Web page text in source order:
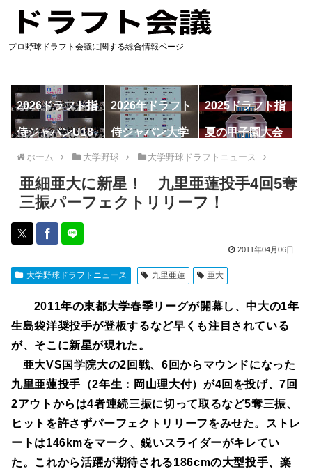
プロ野球ドラフト会議に関する総合情報ページ
2026ドラフト指
名予想
2026年ドラフト
候補
2025ドラフト指
名一覧
侍ジャパンU18
代表
侍ジャパン大学
代表
夏の甲子園大会
ホーム 大学野球 大学野球ドラフトニュース
亜細亜大に新星！ 九里亜蓮投手4回5奪
三振パーフェクトリリーフ！
2011年04月06日
大学野球ドラフトニュース 九里亜蓮 亜大
2011年の東都大学春季リーグが開幕し、中大の1年
生島袋洋奨投手が登板するなど早くも注目されている
が、そこに新星が現れた。
亜大VS国学院大の2回戦、6回からマウンドになった
九里亜蓮投手（2年生：岡山理大付）が4回を投げ、7回
2アウトからは4者連続三振に切って取るなど5奪三振、
ヒットを許さずパーフェクトリリーフをみせた。ストレ
ートは146kmをマーク、鋭いスライダーがキレてい
た。これから活躍が期待される186cmの大型投手、楽